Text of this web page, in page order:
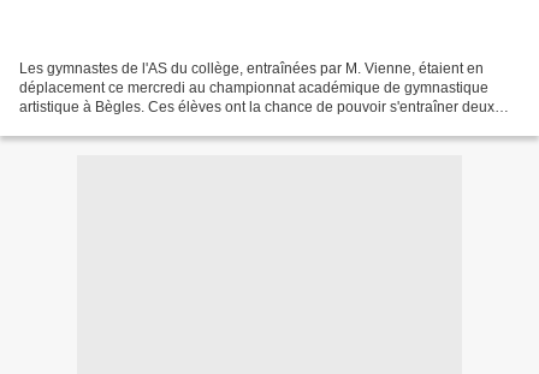
Les gymnastes de l'AS du collège, entraînées par M. Vienne, étaient en
déplacement ce mercredi au championnat académique de gymnastique
artistique à Bègles. Ces élèves ont la chance de pouvoir s'entraîner deux